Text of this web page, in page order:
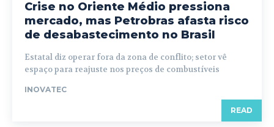
Crise no Oriente Médio pressiona
mercado, mas Petrobras afasta risco
de desabastecimento no Brasil
Estatal diz operar fora da zona de conflito; setor vê
espaço para reajuste nos preços de combustíveis
INOVATEC
READ